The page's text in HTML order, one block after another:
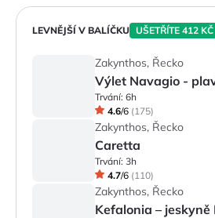
LEVNĚJŠÍ V BALÍČKU UŠETŘÍTE 412 KČ
Zakynthos, Řecko
Trvání: 6h
4.6/6 (175)
Zakynthos, Řecko
Caretta
Trvání: 3h
4.7/6 (110)
Zakynthos, Řecko